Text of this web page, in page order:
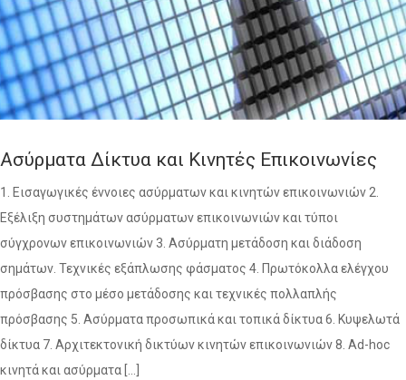
Ασύρματα Δίκτυα και Κινητές Επικοινωνίες
1. Εισαγωγικές έννοιες ασύρματων και κινητών επικοινωνιών 2.
Εξέλιξη συστημάτων ασύρματων επικοινωνιών και τύποι
σύγχρονων επικοινωνιών 3. Ασύρματη μετάδοση και διάδοση
σημάτων. Τεχνικές εξάπλωσης φάσματος 4. Πρωτόκολλα ελέγχου
πρόσβασης στο μέσο μετάδοσης και τεχνικές πολλαπλής
πρόσβασης 5. Ασύρματα προσωπικά και τοπικά δίκτυα 6. Κυψελωτά
δίκτυα 7. Αρχιτεκτονική δικτύων κινητών επικοινωνιών 8. Ad-hoc
κινητά και ασύρματα […]